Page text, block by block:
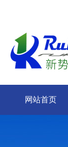
网站首页